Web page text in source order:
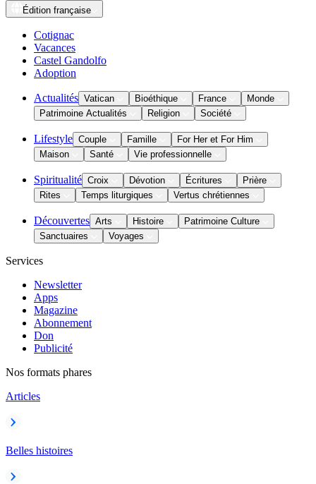
Édition française
Cotignac
Vacances
Castel Gandolfo
Adoption
Actualités Vatican Bioéthique France
Monde
Patrimoine Actualités
Religion Société
Lifestyle Couple Famille
For Her et For Him
Maison
Santé Vie professionnelle
Spiritualité Croix Dévotion Écritures
Prière
Rites
Temps liturgiques Vertus chrétiennes
Découvertes Arts Histoire
Patrimoine Culture
Sanctuaires
Voyages
Services
Newsletter
Apps
Magazine
Abonnement
Don
Publicité
Nos formats phares
Articles
Belles histoires